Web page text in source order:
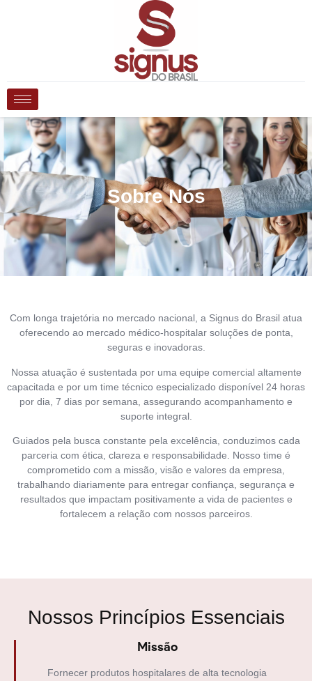
Sobre Nós
Com longa trajetória no mercado nacional, a Signus do Brasil atua
oferecendo ao mercado médico-hospitalar soluções de ponta,
seguras e inovadoras.
Nossa atuação é sustentada por uma equipe comercial altamente
capacitada e por um time técnico especializado disponível 24 horas
por dia, 7 dias por semana, assegurando acompanhamento e
suporte integral.
Guiados pela busca constante pela excelência, conduzimos cada
parceria com ética, clareza e responsabilidade. Nosso time é
comprometido com a missão, visão e valores da empresa,
trabalhando diariamente para entregar confiança, segurança e
resultados que impactam positivamente a vida de pacientes e
fortalecem a relação com nossos parceiros.
Nossos Princípios Essenciais
Missão
Fornecer produtos hospitalares de alta tecnologia